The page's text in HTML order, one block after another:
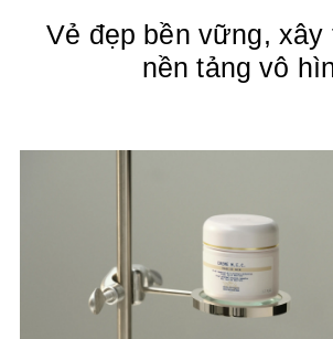
Vẻ đẹp bền vững,
nền tảng vô